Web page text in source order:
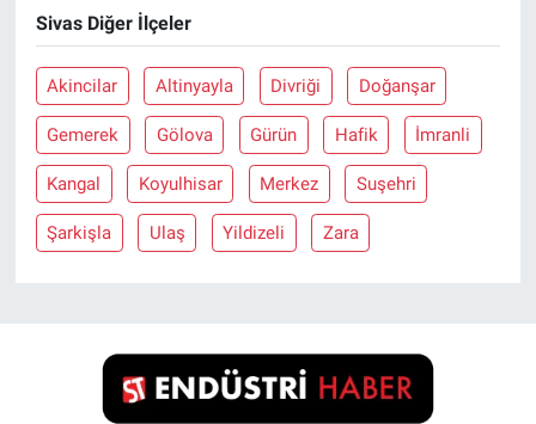
Sivas Diğer İlçeler
Akincilar Altinyayla Divriği Doğanşar
Gemerek Gölova Gürün Hafik İmranli
Kangal Koyulhisar Merkez Suşehri
Şarkişla Ulaş Yildizeli Zara